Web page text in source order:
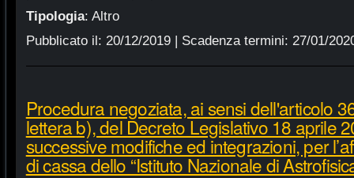
Tipologia: Altro
Pubblicato il: 20/12/2019| Scadenza termini: 27/01/
Procedura negoziata, ai sensi dell'articolo
lettera b), del Decreto Legislativo 18 aprile
successive modifiche ed integrazioni, per
di cassa dello “Istituto Nazionale di